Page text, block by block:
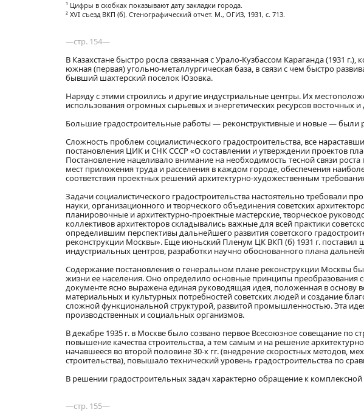
¹ Цифры в скобках показывают дату закладки города.
² XVI съезд ВКП (б). Стенографический отчет. М., ОГИЗ, 1931, с. 713.
—стр. 154—
В Казахстане быстро росла связанная с Урало-Кузбассом Караганда (1931
южная (первая) угольно-металлургическая база, в связи с чем быстро
бывший шахтерский поселок Юзовка.
Наряду с этими строились и другие индустриальные центры. Их
использования огромных сырьевых и энергетических ресурсов восточных
Большие градостроительные работы — реконструктивные и новые — были
Сложность проблем социалистического градостроительства, все
постановления ЦИК и СНК СССР «О составлении и утверждении проектов
Постановление нацеливало внимание на необходимость тесной связи
мест приложения труда и расселения в каждом городе, обеспечения
соответствия проектных решений архитектурно-художественным
Задачи социалистического градостроительства настоятельно требовали
науки, организационного и творческого объединения советских
планировочные и архитектурно-проектные мастерские, творческое
коллективов архитекторов складывались важные для всей практики
определившим перспективы дальнейшего развития советского
реконструкции Москвы». Еще июньский Пленум ЦК ВКП (б) 1931 г. поставил
индустриальных центров, разработки научно обоснованного плана
Содержание постановления о генеральном плане реконструкции Москвы
жизни ее населения. Оно определило основные принципы преобразования
документе ясно выражена единая руководящая идея, положенная в основу
материальных и культурных потребностей советских людей и создание
сложной функциональной структурой, развитой промышленностью. Эта
производственных и социальных организмов.
В декабре 1935 г. в Москве было созвано первое Всесоюзное совещание по
повышение качества строительства, а тем самым и на решение
начавшееся во второй половине 30-х гг. (внедрение скоростных методов,
строительства), повышало технический уровень градостроительства по
В решении градостроительных задач характерно обращение к
—стр. 155—